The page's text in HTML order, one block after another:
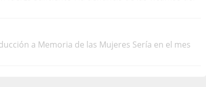
a Memoria de las Mujeres Sería en el mes